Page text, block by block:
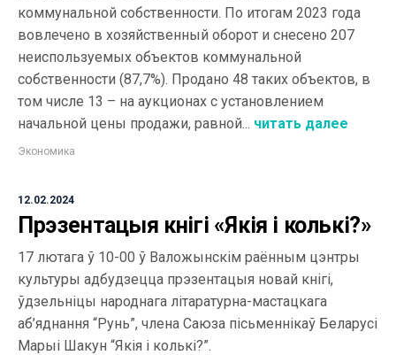
коммунальной собственности. По итогам 2023 года
вовлечено в хозяйственный оборот и снесено 207
неиспользуемых объектов коммунальной
собственности (87,7%). Продано 48 таких объектов, в
том числе 13 – на аукционах с установлением
начальной цены продажи, равной... читать далее
Экономика
12.02.2024
Прэзентацыя кнігі «Якія і колькі?»
17 лютага ў 10-00 ў Валожынскім раённым цэнтры
культуры адбудзецца прэзентацыя новай кнігі,
ўдзельніцы народнага літаратурна-мастацкага
аб’яднання “Рунь”, члена Саюза пісьменнікаў Беларусі
Марыі Шакун “Якія і колькі?”.